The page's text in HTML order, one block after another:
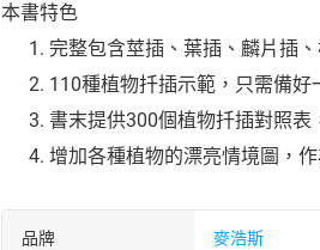
本書特色
完整包含莖插、葉插、麟片插
110種植物扦插示範，只需備好
書末提供300個植物扦插對照表
增加各種植物的漂亮情境圖，
品牌 麥浩斯